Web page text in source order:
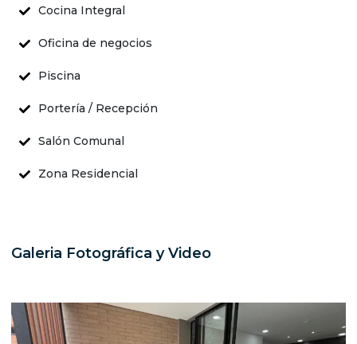
Cocina Integral
Oficina de negocios
Piscina
Portería / Recepción
Salón Comunal
Zona Residencial
Galeria Fotográfica y Video